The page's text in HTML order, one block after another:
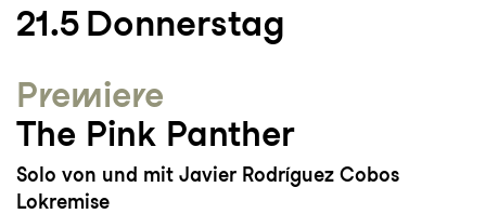
21.5 Donnerstag
Premiere
The Pink Panther
Solo von und mit Javier Rodríguez Cobos
Lokremise